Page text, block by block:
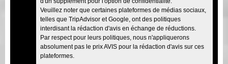
Veuillez noter que certaines plateformes de médias sociaux,
telles que TripAdvisor et Google, ont des politiques
interdisant la rédaction d'avis en échange de réductions.
Par respect pour leurs politiques, nous n'appliquerons
absolument pas le prix AVIS pour la rédaction d'avis sur ces
plateformes.